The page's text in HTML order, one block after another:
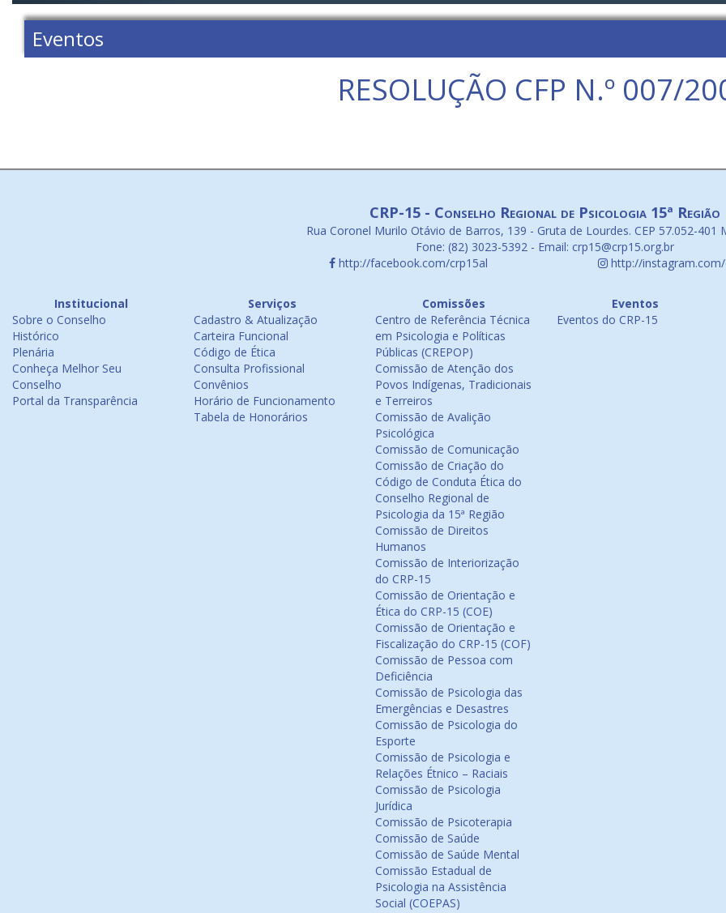
Eventos
RESOLUÇÃO CFP N.º 007/
CRP-15 - Conselho Regional de Psicologia 15ª Região
Rua Coronel Murilo Otávio de Barros, 139 - Gruta de Lourdes. CEP 57.052-401
Fone: (82) 3023-5392 - Email: crp15@crp15.org.br
http://facebook.com/crp15al
http://
Institucional
Sobre o Conselho
Histórico
Plenária
Conheça Melhor Seu
Conselho
Portal da Transparência
Serviços
Cadastro & Atualização
Carteira Funcional
Código de Ética
Consulta Profissional
Convênios
Horário de Funcionamento
Tabela de Honorários
Comissões
Centro de Referência Técnica
em Psicologia e Políticas
Públicas (CREPOP)
Comissão de Atenção dos
Povos Indígenas, Tradicionais
e Terreiros
Comissão de Avalição
Psicológica
Comissão de Comunicação
Comissão de Criação do
Código de Conduta Ética do
Conselho Regional de
Psicologia da 15ª Região
Comissão de Direitos
Humanos
Comissão de Interiorização
do CRP-15
Comissão de Orientação e
Ética do CRP-15 (COE)
Comissão de Orientação e
Fiscalização do CRP-15 (COF)
Comissão de Pessoa com
Deficiência
Comissão de Psicologia das
Emergências e Desastres
Comissão de Psicologia do
Esporte
Comissão de Psicologia e
Relações Étnico – Raciais
Comissão de Psicologia
Jurídica
Comissão de Psicoterapia
Comissão de Saúde
Comissão de Saúde Mental
Comissão Estadual de
Psicologia na Assistência
Social (COEPAS)
Eventos
Eventos do CRP-15